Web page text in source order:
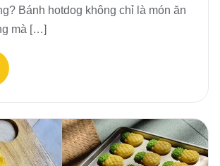
Bánh hotdog không chỉ là món ăn
mà […]